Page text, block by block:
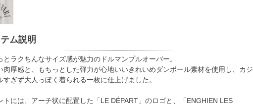
ム説明
とラクちんなサイズ感が魅力のドルマンプルオーバー。
肉厚感と、もちっとした弾力が心地いいきれいめダンボール素材を使用し、カジ
すぎず大人っぽく着られる一枚に仕上げました。
トには、アーチ状に配置した「LE DÉPART」のロゴと、「ENGHIEN LES